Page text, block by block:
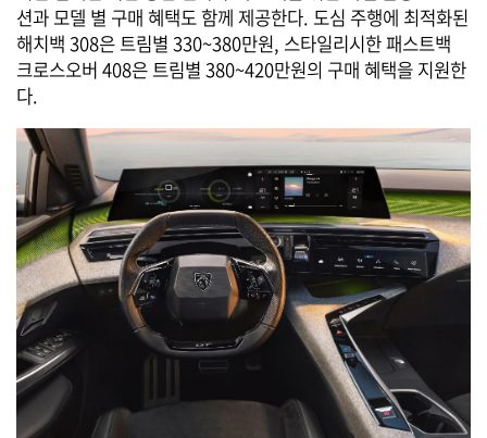
션과 모델 별 구매 혜택도 함께 제공한다. 도심 주행에 최적화된
해치백 308은 트림별 330~380만원, 스타일리시한 패스트백
크로스오버 408은 트림별 380~420만원의 구매 혜택을 지원한
다.